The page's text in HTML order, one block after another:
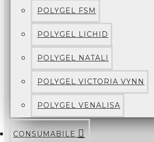
POLYGEL FSM
POLYGEL LICHID
POLYGEL NATALI
POLYGEL VICTORIA VYNN
POLYGEL VENALISA
CONSUMABILE